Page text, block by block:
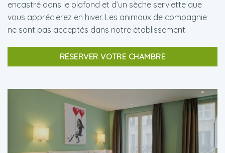
encastré dans le plafond et d’un sèche serviette que
vous apprécierez en hiver. Les animaux de compagnie
ne sont pas acceptés dans notre établissement.
RÉSERVER VOTRE CHAMBRE